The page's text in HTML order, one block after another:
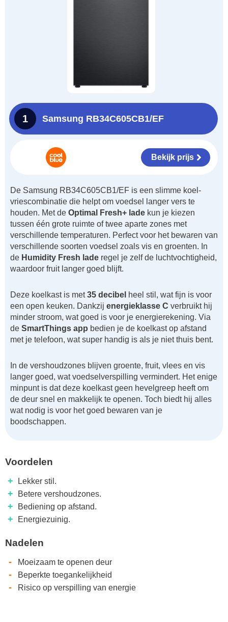
1 Samsung RB34C605CB1/EF
Bekijk prijs
De Samsung RB34C605CB1/EF is een slimme koel-
vriescombinatie die helpt om voedsel langer vers te
houden. Met de Optimal Fresh+ lade kun je kiezen
tussen één grote ruimte of twee aparte zones met
verschillende temperaturen. Perfect voor het bewaren van
verschillende soorten voedsel zoals vis en groenten. In
de Humidity Fresh lade regel je zelf de luchtvochtigheid,
waardoor fruit langer goed blijft.
Deze koelkast is met35 decibel heel stil, wat fijn is voor
een open keuken. Dankzij energieklasse C verbruikt hij
minder stroom, wat goed is voor je energierekening. Via
de SmartThings app bedien je de koelkast op afstand
met je telefoon, wat super handig is als je niet thuis bent.
In de vershoudzones blijven groente, fruit, vlees en vis
langer goed, wat voedselverspilling vermindert. Het enige
minpunt is dat deze koelkast geen hevelgreep heeft om
de deur snel en makkelijk te openen. Toch biedt hij alles
wat nodig is voor het goed bewaren van je
boodschappen.
Voordelen
+ Lekker stil.
+ Betere vershoudzones.
+ Bediening op afstand.
+ Energiezuinig.
Nadelen
- Moeizaam te openen deur
- Beperkte toegankelijkheid
- Risico op verspilling van energie